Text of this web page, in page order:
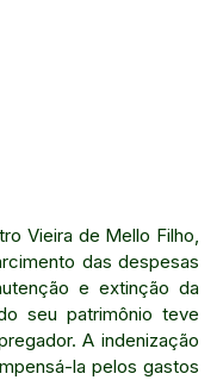
Vieira de Mello Filho,
das despesas
e extinção da
seu patrimônio teve
A indenização
la pelos gastos